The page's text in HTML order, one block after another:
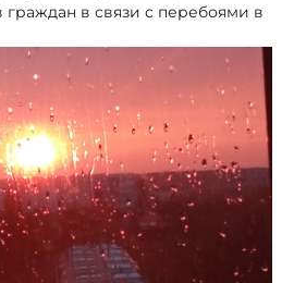
граждан в связи с перебоями в